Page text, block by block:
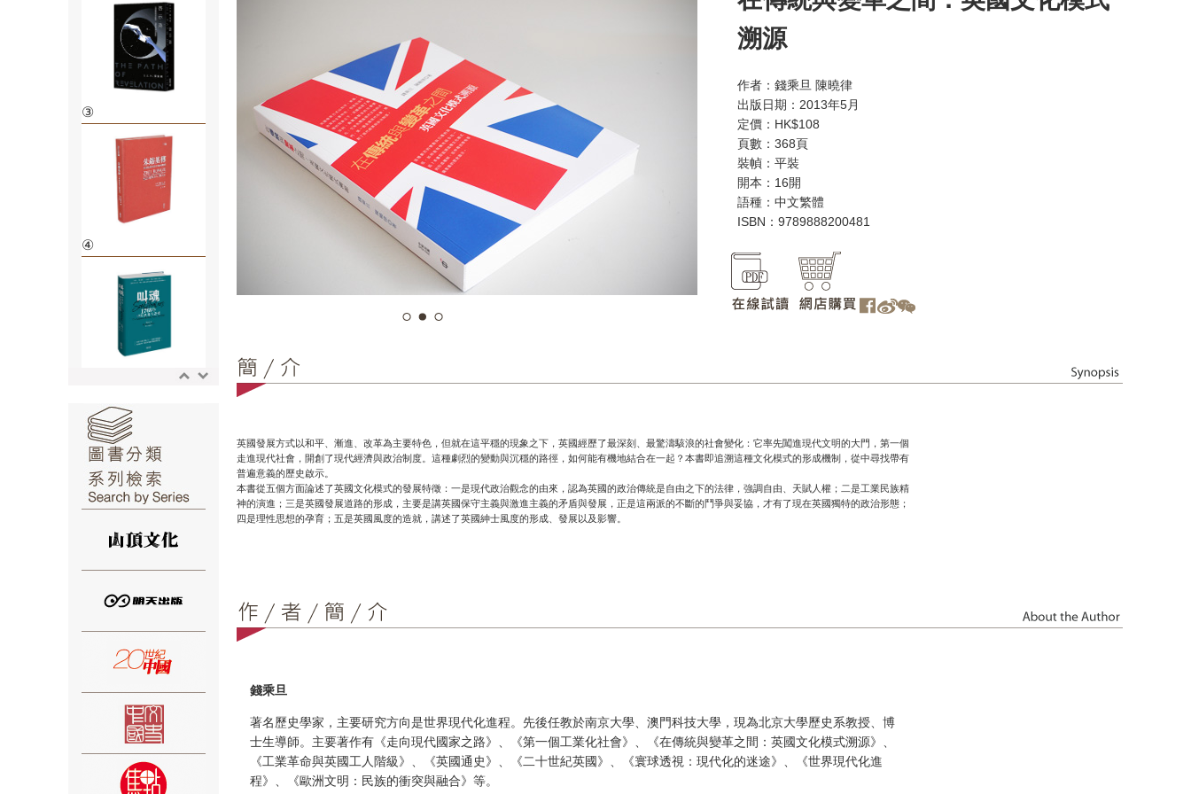
③
④
⑥
溯源
作者：錢乘旦 陳曉律
出版日期：2013年5月
定價：HK$108
頁數：368頁
裝幀：平裝
開本：16開
語種：中文繁體
ISBN：9789888200481
英國發展方式以和平、漸進、改革為主要特色，但就在這平穩的現象之下，英國經歷了最深刻、最驚濤駭浪的社會變化：它率先闖進現代文明的大門，第一個
走進現代社會，開創了現代經濟與政治制度。這種劇烈的變動與沉穩的路徑，如何能有機地結合在一起？本書即追溯這種文化模式的形成機制，從中尋找帶有
普遍意義的歷史啟示。
本書從五個方面論述了英國文化模式的發展特徵：一是現代政治觀念的由來，認為英國的政治傳統是自由之下的法律，強調自由、天賦人權；二是工業民族精
神的演進；三是英國發展道路的形成，主要是講英國保守主義與激進主義的矛盾與發展，正是這兩派的不斷的鬥爭與妥協，才有了現在英國獨特的政治形態；
四是理性思想的孕育；五是英國風度的造就，講述了英國紳士風度的形成、發展以及影響。
錢乘旦
著名歷史學家，主要研究方向是世界現代化進程。先後任教於南京大學、澳門科技大學，現為北京大學歷史系教授、博
士生導師。主要著作有《走向現代國家之路》、《第一個工業化社會》、《在傳統與變革之間：英國文化模式溯源》、
《工業革命與英國工人階級》、《英國通史》、《二十世紀英國》、《寰球透視：現代化的迷途》、《世界現代化進
程》、《歐洲文明：民族的衝突與融合》等。